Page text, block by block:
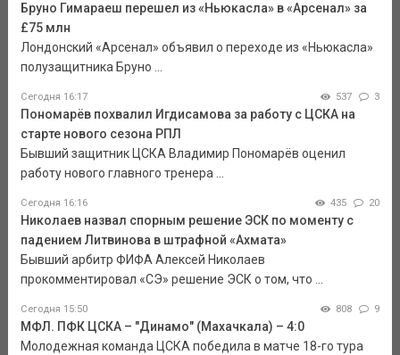
Бруно Гимараеш перешел из «Ньюкасла» в «Арсенал» за
£75 млн
Лондонский «Арсенал» объявил о переходе из «Ньюкасла»
полузащитника Бруно ...
Сегодня 16:17 537 3
Пономарёв похвалил Игдисамова за работу с ЦСКА на
старте нового сезона РПЛ
Бывший защитник ЦСКА Владимир Пономарёв оценил
работу нового главного тренера ...
Сегодня 16:16 435 20
Николаев назвал спорным решение ЭСК по моменту с
падением Литвинова в штрафной «Ахмата»
Бывший арбитр ФИФА Алексей Николаев
прокомментировал «СЭ» решение ЭСК о том, что ...
Сегодня 15:50 808 9
МФЛ. ПФК ЦСКА – "Динамо" (Махачкала) – 4:0
Молодежная команда ЦСКА победила в матче 18-го тура